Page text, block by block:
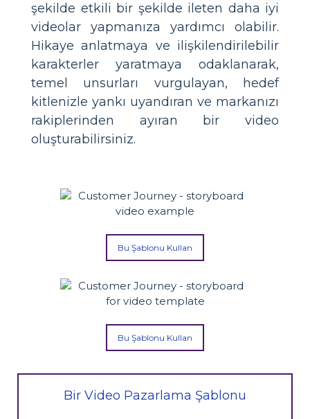
şekilde etkili bir şekilde ileten daha iyi
videolar yapmanıza yardımcı olabilir.
Hikaye anlatmaya ve ilişkilendirilebilir
karakterler yaratmaya odaklanarak,
temel unsurları vurgulayan, hedef
kitlenizle yankı uyandıran ve markanızı
rakiplerinden ayıran bir video
oluşturabilirsiniz.
Bu Şablonu Kullan
Bu Şablonu Kullan
Bir Video Pazarlama Şablonu